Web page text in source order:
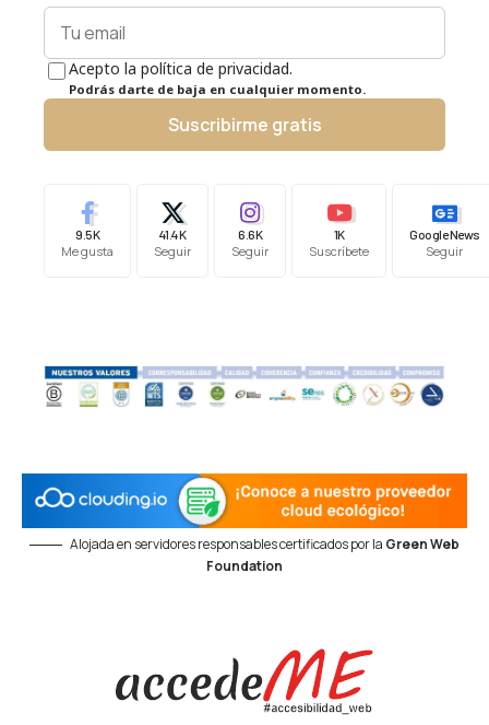
Acepto la política de privacidad.
Podrás darte de baja en cualquier momento.
Suscribirme gratis
9.5K
Me gusta
41.4K
Seguir
6.6K
Seguir
1K
Suscríbete
Google News
Seguir
Alojada en servidores responsables certificados por la Green Web
Foundation